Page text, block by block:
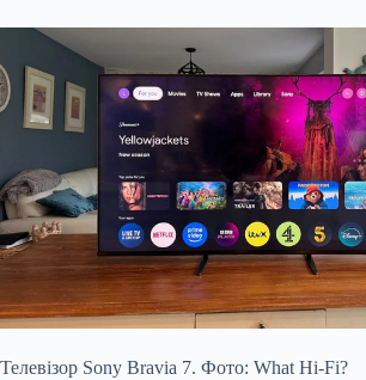
Телевізор Sony Bravia 7. Фото: What Hi-Fi?